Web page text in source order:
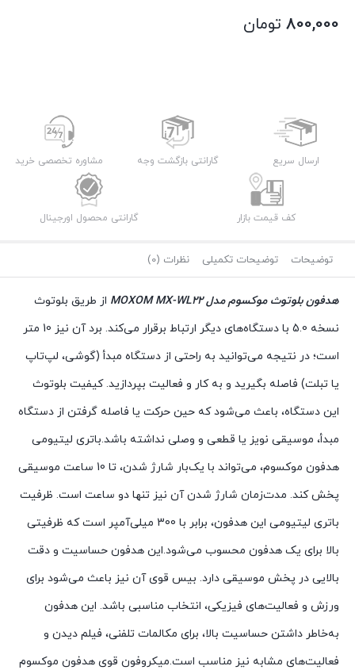
800,000 تومان
ارسال سریع گارانتی بازگشت وجه مشاوره تخصصی خرید
کف قیمت بازار گارانتی محصول اورجینال
توضیحات توضیحات تکمیلی نظرات (0)
هدفون بلوتوث موکسوم مدل MOXOM MX-WL22
از طریق بلوتوث
نسخه 5.0 با دستگاه‌های دیگر ارتباط برقرار می‌کند. برد آن نیز 10 متر
است؛ در نتیجه می‌توانید به راحتی از دستگاه مبدأ (گوشی، لپ‌تاپ
یا تبلت) فاصله بگیرید و به کار و فعالیت بپردازید. کیفیت بلوتوث
این دستگاه، باعث می‌شود که حین حرکت یا فاصله گرفتن از دستگاه
مبدأ، موسیقی نویز یا قطعی و وصلی نداشته باشد.باتری لیتیومی
هدفون موکسوم، می‌تواند با یک‌بار شارژ شدن، تا 10 ساعت موسیقی
پخش کند. مدت‌زمان شارژ شدن آن نیز تنها دو ساعت است. ظرفیت
باتری لیتیومی این هدفون، برابر با 300 میلی‌آمپر است که ظرفیتی
بالا برای یک هدفون محسوب می‌شود.این هدفون حساسیت و دقت
بالایی در پخش موسیقی دارد. بیس قوی آن نیز باعث می‌شود برای
ورزش و فعالیت‌های فیزیکی، انتخاب مناسبی باشد. این هدفون
به‌خاطر داشتن حساسیت بالا، برای مکالمات تلفنی، فیلم دیدن و
فعالیت‌های مشابه نیز مناسب است.میکروفون قوی هدفون موکسوم